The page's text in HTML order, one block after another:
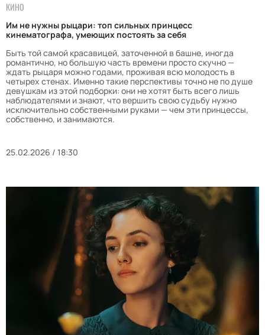
КИНО
Им не нужны рыцари: топ сильных принцесс
кинематографа, умеющих постоять за себя
Быть той самой красавицей, заточенной в башне, иногда
романтично, но большую часть времени просто скучно —
ждать рыцаря можно годами, проживая всю молодость в
четырех стенах. Именно такие перспективы точно не по душе
девушкам из этой подборки: они не хотят быть всего лишь
наблюдателями и знают, что вершить свою судьбу нужно
исключительно собственными руками — чем эти принцессы,
собственно, и занимаются.
25.02.2026 / 18:30